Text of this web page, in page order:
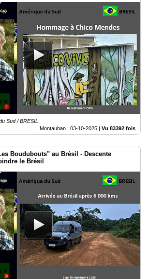
Sud / BRESIL
Montauban | 03-10-2025 | Vu 83392 fois
Boudubouts" au Brésil - Descente
le Brésil